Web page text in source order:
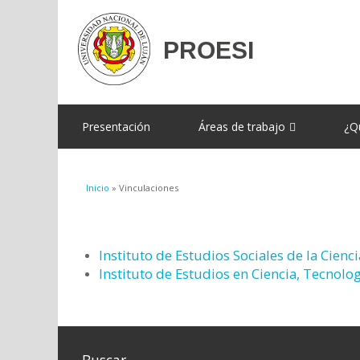
Presentación Áreas de trabajo
Se encuentra usted aquí
Inicio » Vinculaciones
Instituto de Estudios Sociales de la
Instituto de Estudios en Ciencia,